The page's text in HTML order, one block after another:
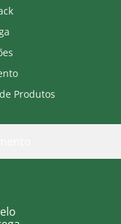
Produtos